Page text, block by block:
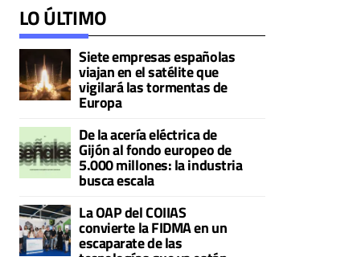
LO ÚLTIMO
Siete empresas españolas
viajan en el satélite que
vigilará las tormentas de
Europa
De la acería eléctrica de
Gijón al fondo europeo de
5.000 millones: la industria
busca escala
La OAP del COIIAS
convierte la FIDMA en un
escaparate de las